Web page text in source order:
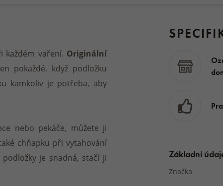
každém vaření. Originální
pokaždé, když podložku
kamkoliv je potřeba, aby
nebo pekáče, můžete ji
chňapku při vytahování
je snadná, stačí ji
Základní
Značka